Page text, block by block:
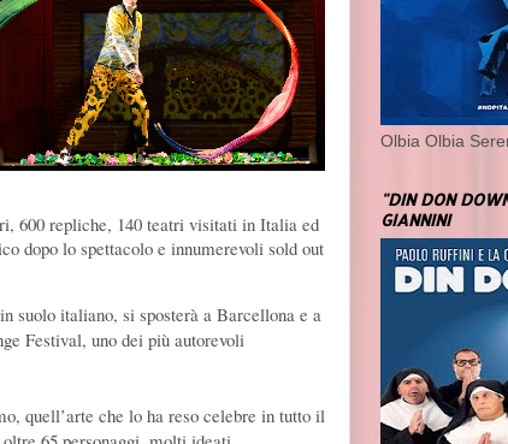
600 repliche, 140 teatri visitati in Italia ed
dopo lo spettacolo e innumerevoli sold out
suolo italiano, si sposterà a Barcellona e a
Festival, uno dei più autorevoli
quell’arte che lo ha reso celebre in tutto il
Olbia Olbia
"DIN DON
GIANNINI